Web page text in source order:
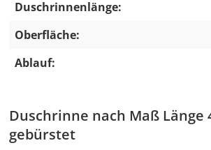
Duschrinnenlänge:
Oberfläche:
Ablauf:
Duschrinne nach Maß
gebürstet